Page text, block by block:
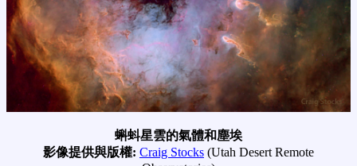
蝌蚪星雲的氣體和塵埃
影像提供與版權: Craig Stocks (Utah Desert Remote